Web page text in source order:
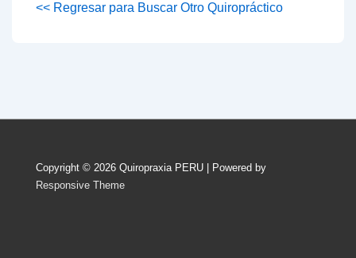
<< Regresar para Buscar Otro Quiropráctico
Copyright © 2026 Quiropraxia PERU
| Powered by
Responsive Theme